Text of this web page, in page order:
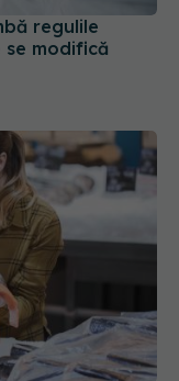
regulile
se modifică